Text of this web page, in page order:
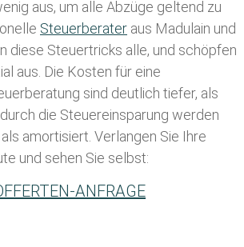
aus, um alle Abzüge geltend zu
Steuerberater aus Madulain und
diese Steuertricks alle, und schöpfen
aus. Die Kosten für eine
sind deutlich tiefer, als
die Steuereinsparung werden
amortisiert. Verlangen Sie Ihre
und sehen Sie selbst:
ANFRAGE